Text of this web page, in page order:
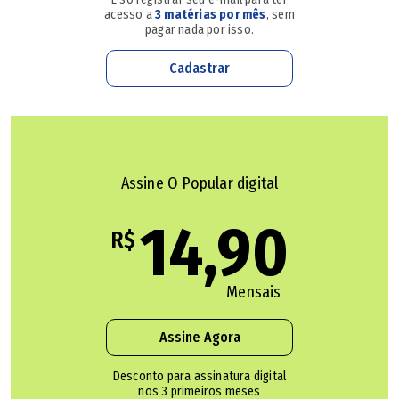
muito feliz e me deixou como 'guardião' da biblioteca de
Venerando", comenta o curador, que o conheceu na época
em que trabalhava como repórter de uma revista
mostra nesta terça-feira (28). "Esses objetos e
documentos pertencem à cidade e estão à espera de um
museu", comenta. Na noite de abertura da exposição,
estreia também um documentário inédito sobre a vida do
ex-prefeito, dirigido por Ana Rita Rodrigues e Marcelo
Reconhecimento
acesso a3 matérias por mês, sem
pagar nada por isso.
Cadastrar
Assine O Popular digital
R$ 14,90
Mensais
Assine Agora
Desconto para assinatura digital
nos 3 primeiros meses